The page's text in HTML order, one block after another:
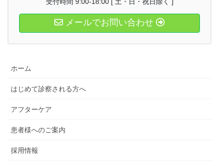
メールでお問い合わせ
ホーム
はじめて診察される方へ
アフターケア
患者様へのご案内
採用情報